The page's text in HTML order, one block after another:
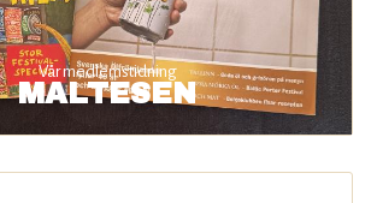
Vår medlemstidning
MALTESEN